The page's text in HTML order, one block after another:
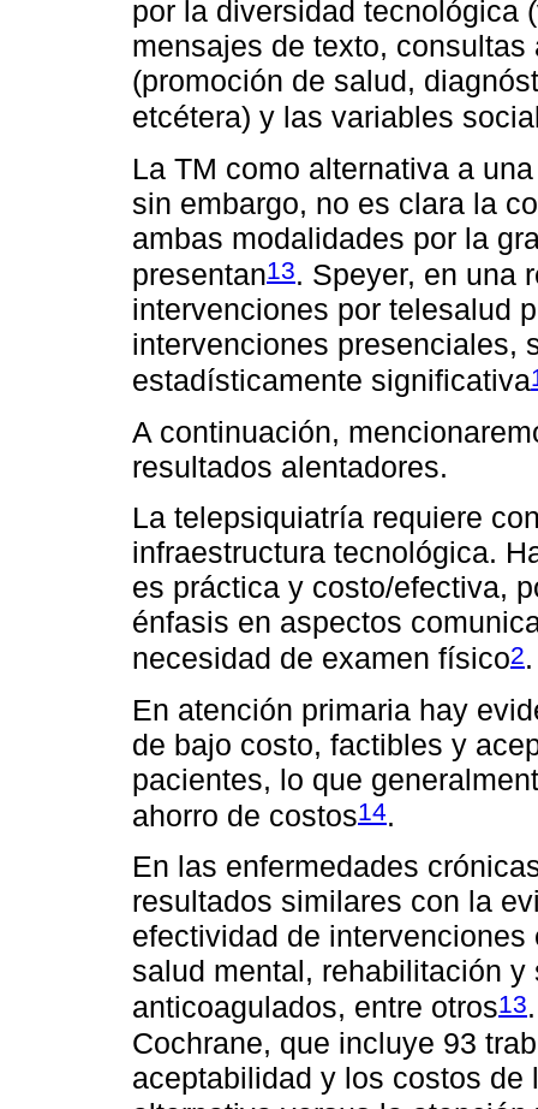
por la diversidad tecnológica
mensajes de texto,
(promoción de salud,
etcétera) y las variables
La TM como alternativa a
sin embargo, no es clara la
ambas modalidades por la
presentan13. Speyer, en una
intervenciones por telesalud
intervenciones presenciales,
estadísticamente significativa
A continuación,
resultados alentadores.
La telepsiquiatría requiere
infraestructura tecnológica.
es práctica y costo/efectiva,
énfasis en aspectos
necesidad de examen físico2.
En atención primaria hay
de bajo costo, factibles y
pacientes, lo que
ahorro de costos14.
En las enfermedades
resultados similares con la
efectividad de
salud mental, rehabilitación
anticoagulados, entre otros13
Cochrane, que incluye 93
aceptabilidad y los costos de